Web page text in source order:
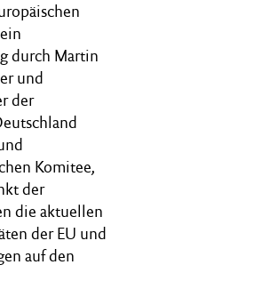
durch Martin
und
der
Komitee,
der
die aktuellen
der EU und
auf den